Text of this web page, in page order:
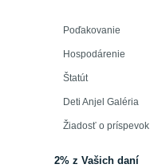
Poďakovanie
Hospodárenie
Štatút
Deti Anjel Galéria
Žiadosť o príspevok
2% z Vašich daní